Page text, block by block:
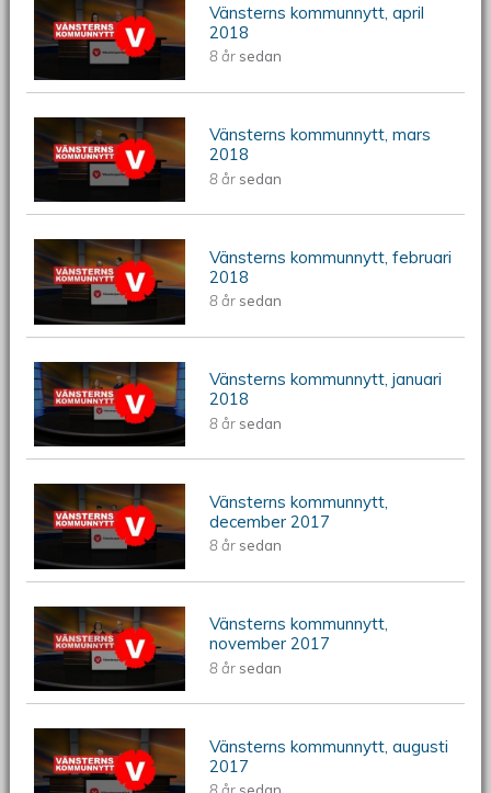
Vänsterns kommunnytt, april 2018
Vänsterns kommunnytt, april
2018
8 år sedan
Vänsterns kommunnytt, mars 2018
Vänsterns kommunnytt, mars
2018
8 år sedan
Vänsterns kommunnytt, februari 2018
Vänsterns kommunnytt, februari
2018
8 år sedan
VPA110
Vänsterns kommunnytt, januari
2018
8 år sedan
Vänsterns kommunnytt, december
2017
Vänsterns kommunnytt,
december 2017
8 år sedan
Vänsterns kommunnytt, november
2017
Vänsterns kommunnytt,
november 2017
8 år sedan
Vänsterns kommunnytt, augusti 2017
Vänsterns kommunnytt, augusti
2017